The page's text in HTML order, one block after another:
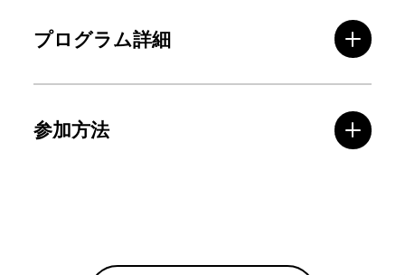
プログラム詳細
参加方法